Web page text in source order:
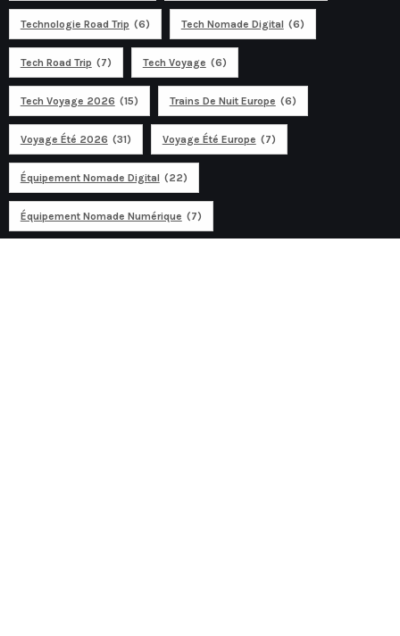
Technologie Road Trip (6) Tech Nomade Digital (6)
Tech Road Trip (7) Tech Voyage (6)
Tech Voyage 2026 (15) Trains De Nuit Europe (6)
Voyage Été 2026 (31) Voyage Été Europe (7)
Équipement Nomade Digital (22)
Équipement Nomade Numérique (7)